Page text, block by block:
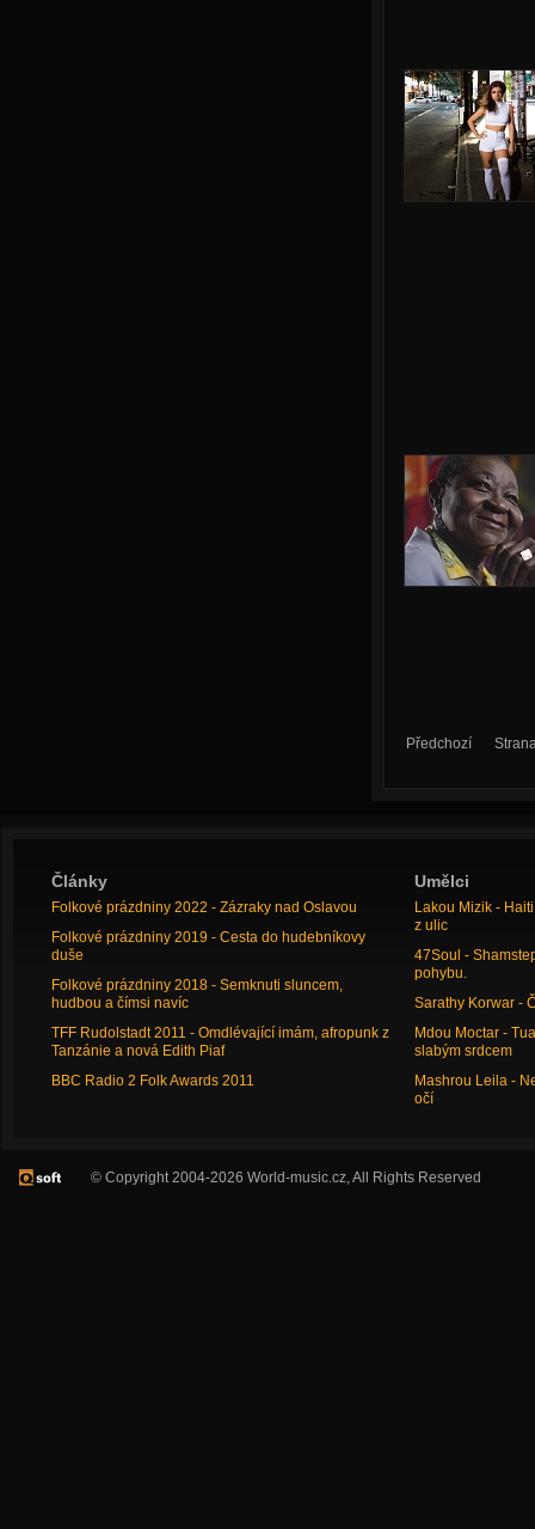
Předchozí
Články
Folkové prázdniny 2022 - Zázraky nad Oslavou
Folkové prázdniny 2019 - Cesta do hudebníkovy
duše
Folkové prázdniny 2018 - Semknuti sluncem,
hudbou a čímsi navíc
TFF Rudolstadt 2011 - Omdlévající imám, afropunk z
Tanzánie a nová Edith Piaf
BBC Radio 2 Folk Awards 2011
Umělci
Lakou Mizik -
z ulic
47Soul -
pohybu.
Sarathy Korwar -
Mdou Moctar -
slabým srdcem
Mashrou Leila -
očí
© Copyright 2004-2026 World-music.cz, All Rights Reserved